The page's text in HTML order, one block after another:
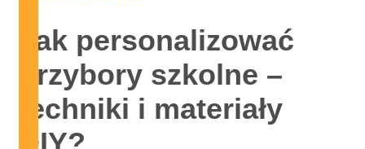
Jak personalizować
przybory szkolne –
techniki i materiały